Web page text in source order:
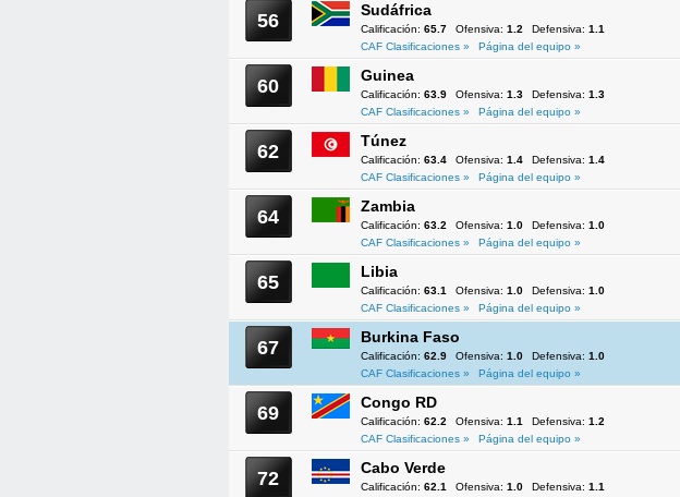
56 Sudáfrica
Calificación: 65.7 Ofensiva: 1.2 Defensiva: 1.1
CAF Clasificaciones »
Página del equipo »
60 Guinea
Calificación: 63.9 Ofensiva: 1.3 Defensiva: 1.3
CAF Clasificaciones »
Página del equipo »
62 Túnez
Calificación: 63.4 Ofensiva: 1.4 Defensiva: 1.4
CAF Clasificaciones »
Página del equipo »
64 Zambia
Calificación: 63.2 Ofensiva: 1.0 Defensiva: 1.0
CAF Clasificaciones »
Página del equipo »
65 Libia
Calificación: 63.1 Ofensiva: 1.0 Defensiva: 1.0
CAF Clasificaciones »
Página del equipo »
67 Burkina Faso
Calificación: 62.9 Ofensiva: 1.0 Defensiva: 1.0
CAF Clasificaciones »
Página del equipo »
69 Congo RD
Calificación: 62.2 Ofensiva: 1.1 Defensiva: 1.2
CAF Clasificaciones »
Página del equipo »
72 Cabo Verde
Calificación: 62.1 Ofensiva: 1.0 Defensiva: 1.1